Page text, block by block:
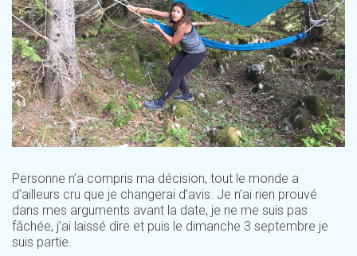
Personne n’a compris ma décision, tout le monde a
d’ailleurs cru que je changerai d’avis. Je n’ai rien prouvé
dans mes arguments avant la date, je ne me suis pas
fâchée, j’ai laissé dire et puis le dimanche 3 septembre je
suis partie.